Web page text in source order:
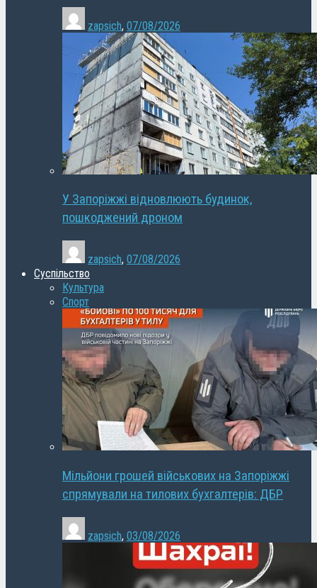
zapsich, 07/08/2026
У Запоріжжі відновлюють будинок,
пошкоджений дроном
zapsich, 07/08/2026
Суспільство
Культура
Спорт
Мільйони грошей військових на Запоріжжі
спрямували на тилових бухгалтерів: ДБР
zapsich, 03/08/2026